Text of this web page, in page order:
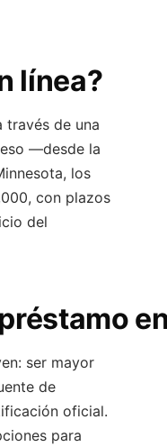
línea?
través de una
—desde la
los
con plazos
del
ser mayor
de
oficial.
para